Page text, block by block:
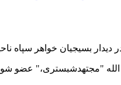
بسیجیان خواهر سپاه
‌الله "مجتهدشبستری،" عضو